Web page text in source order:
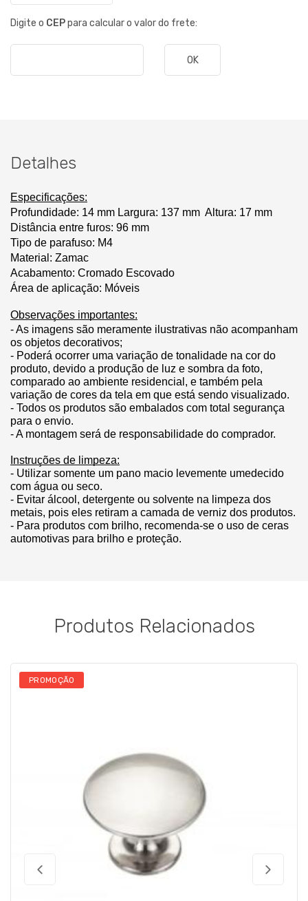
Digite o CEPpara calcular o valor do frete:
OK
Detalhes
Especificações:
Profundidade: 14 mm Largura: 137 mm Altura: 17 mm
Distância entre furos: 96 mm
Tipo de parafuso: M4
Material: Zamac
Acabamento: Cromado Escovado
Área de aplicação: Móveis
Observações importantes:
- As imagens são meramente ilustrativas não acompanham
os objetos decorativos;
- Poderá ocorrer uma variação de tonalidade na cor do
produto, devido a produção de luz e sombra da foto,
comparado ao ambiente residencial, e também pela
variação de cores da tela em que está sendo visualizado.
- Todos os produtos são embalados com total segurança
para o envio.
- A montagem será de responsabilidade do comprador.
Instruções de limpeza:
- Utilizar somente um pano macio levemente umedecido
com água ou seco.
- Evitar álcool, detergente ou solvente na limpeza dos
metais, pois eles retiram a camada de verniz dos produtos.
- Para produtos com brilho, recomenda-se o uso de ceras
automotivas para brilho e proteção.
Produtos Relacionados
PROMOÇÃO